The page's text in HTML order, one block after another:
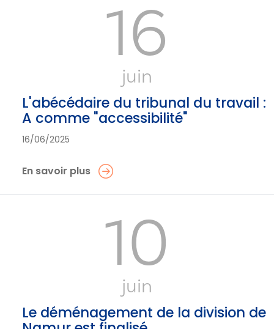
16
juin
L'abécédaire du tribunal du travail :
A comme "accessibilité"
16/06/2025
En savoir plus
10
juin
Le déménagement de la division de